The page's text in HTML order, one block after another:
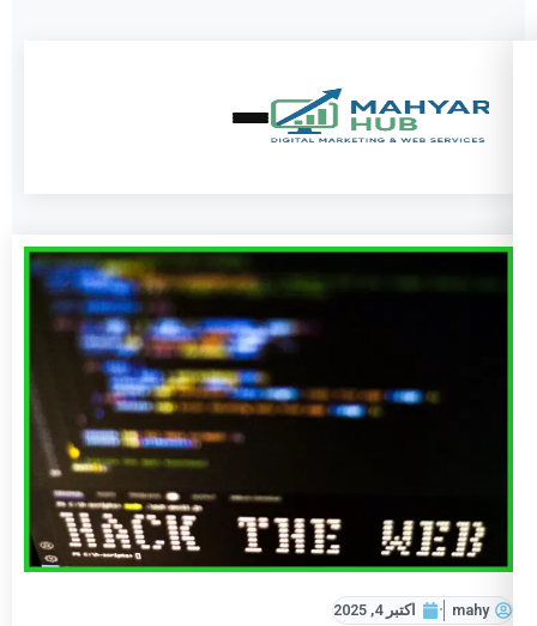
mahy اکتبر 4, 2025